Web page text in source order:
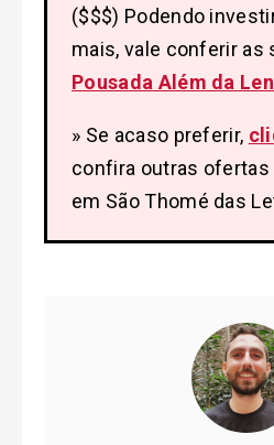
($$$) Podendo
mais, vale conferir as
Pousada Além da
» Se acaso preferir,
confira outras ofertas
em São Thomé das